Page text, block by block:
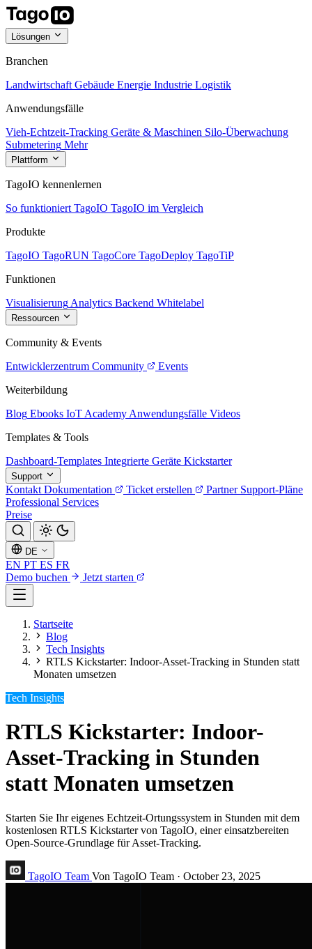
Lösungen
Branchen
Landwirtschaft Gebäude Energie Industrie Logistik
Anwendungsfälle
Vieh-Echtzeit-Tracking Geräte & Maschinen Silo-Überwachung
Submetering Mehr
Plattform
TagoIO kennenlernen
So funktioniert TagoIO TagoIO im Vergleich
Produkte
TagoIO TagoRUN TagoCore TagoDeploy TagoTiP
Funktionen
Visualisierung Analytics Backend Whitelabel
Ressourcen
Community & Events
Entwicklerzentrum Community
Events
Weiterbildung
Blog Ebooks IoT Academy Anwendungsfälle Videos
Templates & Tools
Dashboard-Templates Integrierte Geräte Kickstarter
Support
Kontakt Dokumentation Ticket erstellen Partner Support-Pläne
Professional Services
Preise
DE
EN PT ES FR
Demo buchen
Jetzt starten
Startseite
Blog
Tech Insights
RTLS Kickstarter: Indoor-Asset-Tracking in Stunden statt
Monaten umsetzen
Tech Insights
RTLS Kickstarter: Indoor-
Asset-Tracking in Stunden
statt Monaten umsetzen
Starten Sie Ihr eigenes Echtzeit-Ortungssystem in Stunden mit dem
kostenlosen RTLS Kickstarter von TagoIO, einer einsatzbereiten
Open-Source-Grundlage für Asset-Tracking.
TagoIO Team Von TagoIO Team · October 23, 2025